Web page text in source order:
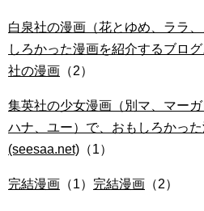
白泉社の漫画（花とゆめ、ララ
しろかった漫画を紹介するブロ
社の漫画 （2）
集英社の少女漫画（別マ、マー
ハナ、ユー）で、おもしろかった
(seesaa.net) （1）
完結漫画 （1） 完結漫画 （2）